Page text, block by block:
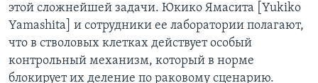
этой сложнейшей задачи. Юкико Ямасита [Yukiko
Yamashita] и сотрудники ее лаборатории полагают,
что в стволовых клетках действует особый
контрольный механизм, который в норме
блокирует их деление по раковому сценарию.